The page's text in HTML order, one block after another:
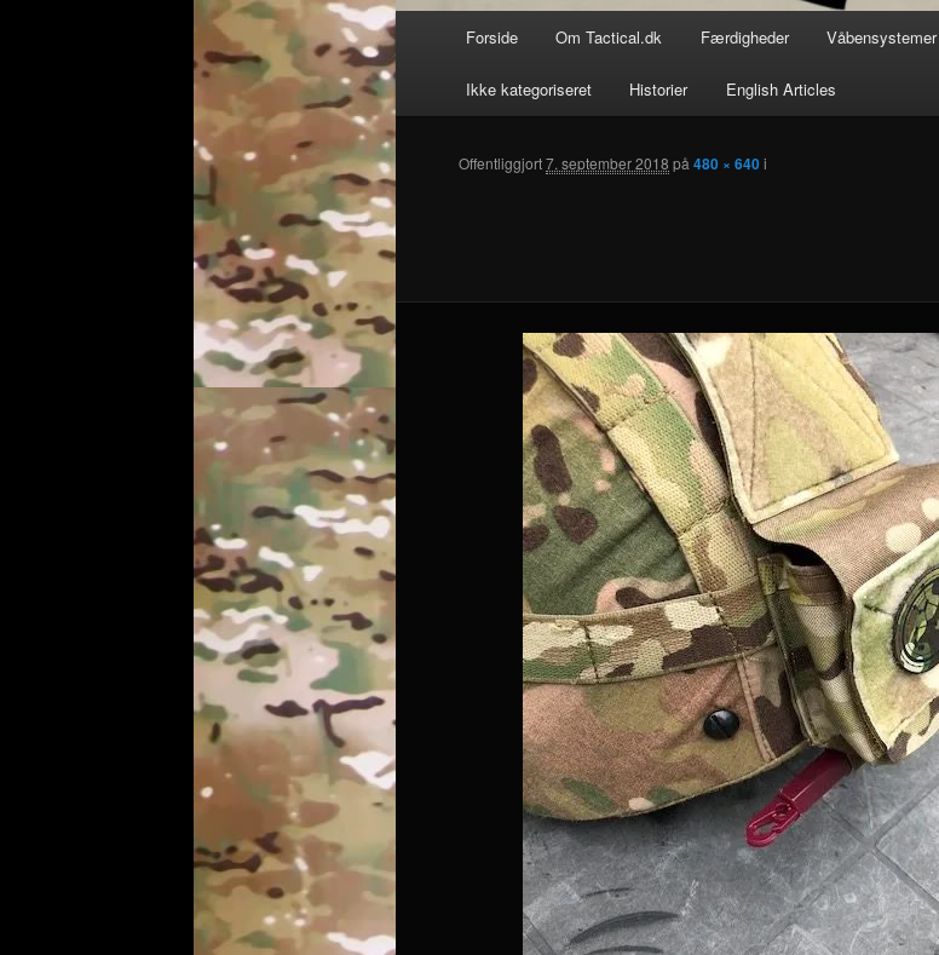
Forside Om Tactical.dk Færdigheder Våbensystemer
Ikke kategoriseret Historier English Articles
Offentliggjort7. september 2018 på480 × 640i